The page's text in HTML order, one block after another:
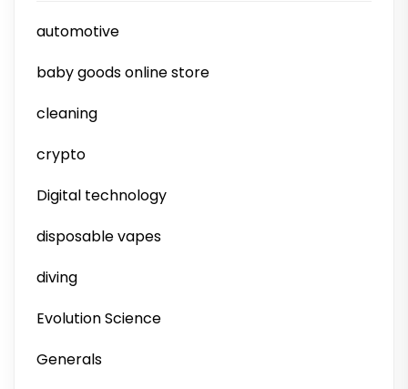
automotive
baby goods online store
cleaning
crypto
Digital technology
disposable vapes
diving
Evolution Science
Generals